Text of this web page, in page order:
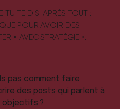
TU TE DIS, APRÈS TOUT :
POUR AVOIR DES
« AVEC STRATÉGIE ».
pas comment faire
des posts qui parlent à
objectifs ?